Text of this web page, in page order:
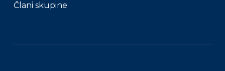
Člani skupine